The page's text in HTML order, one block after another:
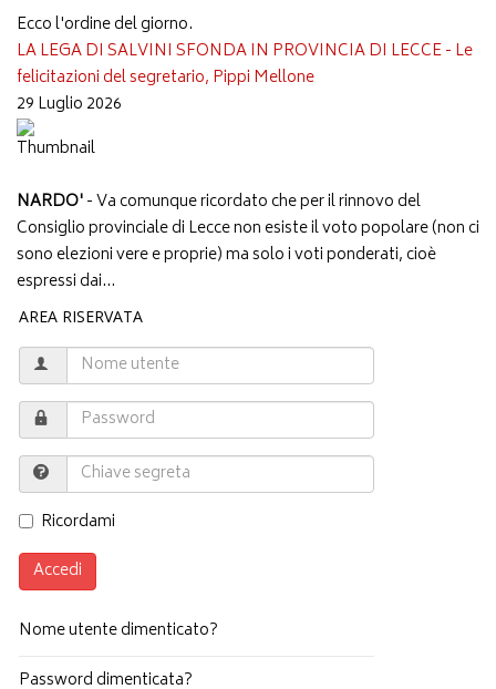
Ecco l'ordine del giorno.
LA LEGA DI SALVINI SFONDA IN PROVINCIA DI LECCE - Le
felicitazioni del segretario, Pippi Mellone
29 Luglio 2026
NARDO'- Va comunque ricordato che per il rinnovo del
Consiglio provinciale di Lecce non esiste il voto popolare (non ci
sono elezioni vere e proprie) ma solo i voti ponderati, cioè
espressi dai...
AREA RISERVATA
Ricordami
Accedi
Nome utente dimenticato?
Password dimenticata?